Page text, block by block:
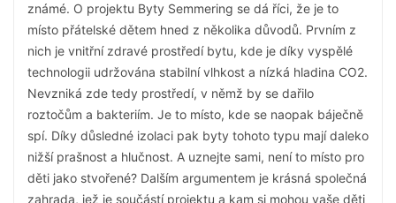
známé. O projektu Byty Semmering se dá říci, že je to
místo přátelské dětem hned z několika důvodů. Prvním z
nich je vnitřní zdravé prostředí bytu, kde je díky vyspělé
technologii udržována stabilní vlhkost a nízká hladina CO2.
Nevzniká zde tedy prostředí, v němž by se dařilo
roztočům a bakteriím. Je to místo, kde se naopak báječně
spí. Díky důsledné izolaci pak byty tohoto typu mají daleko
nižší prašnost a hlučnost. A uznejte sami, není to místo pro
děti jako stvořené? Dalším argumentem je krásná společná
zahrada, jež je součástí projektu a kam si mohou vaše děti